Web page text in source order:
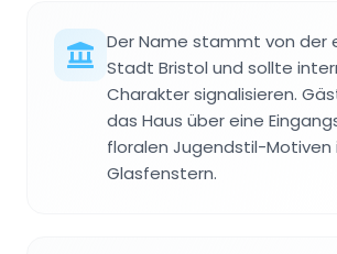
Der Name stammt von der
Stadt Bristol und sollte
Charakter signalisieren.
das Haus über eine
floralen Jugendstil-Motiven
Glasfenstern.